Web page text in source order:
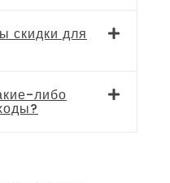
скидки для
либо